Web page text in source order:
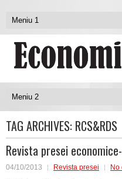
TAG ARCHIVES: RCS&RDS
Revista presei
04/10/2013 Revista presei No